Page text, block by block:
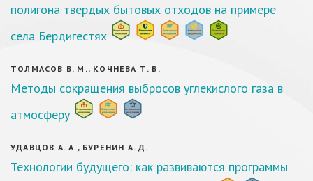
полигона твердых бытовых отходов на примере
села Бердигестях
ТОЛМАСОВ В. М., КОЧНЕВА Т. В.
Методы сокращения выбросов углекислого газа в
атмосферу
УДАВЦОВ А. А., БУРЕНИН А. Д.
Технологии будущего: как развиваются программы